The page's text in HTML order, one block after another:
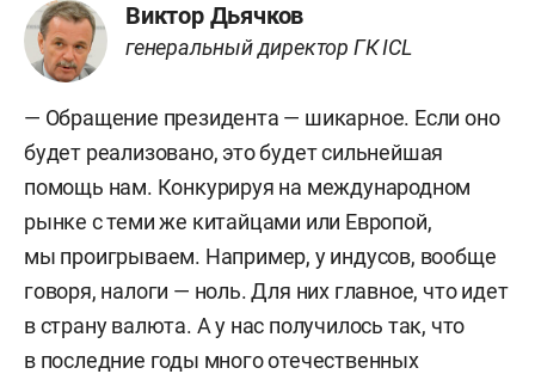
Виктор Дьячков
генеральный директор ГК ICL
— Обращение президента — шикарное. Если оно
будет реализовано, это будет сильнейшая
помощь нам. Конкурируя на международном
рынке с теми же китайцами или Европой,
мы проигрываем. Например, у индусов, вообще
говоря, налоги — ноль. Для них главное, что идет
в страну валюта. А у нас получилось так, что
в последние годы много отечественных